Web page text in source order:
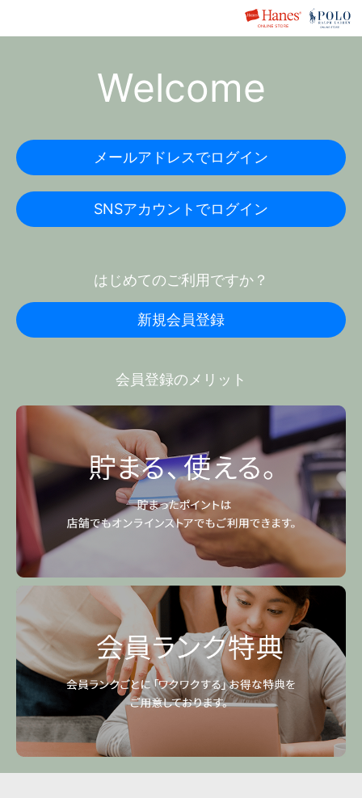
Welcome
メールアドレスでログイン
SNSアカウントでログイン
はじめてのご利用ですか？
新規会員登録
会員登録のメリット